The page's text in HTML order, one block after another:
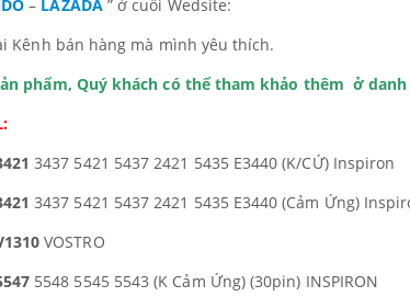
– LAZADA ” ở cuối Wedsite:
Kênh bán hàng mà mình yêu thích.
phẩm, Quý khách có thể tham khảo thêm ở
3437 5421 5437 2421 5435 E3440 (K/CỨ) Inspiron
3437 5421 5437 2421 5435 E3440 (Cảm Ứng)
VOSTRO
5548 5545 5543 (K Cảm Ứng) (30pin) INSPIRON